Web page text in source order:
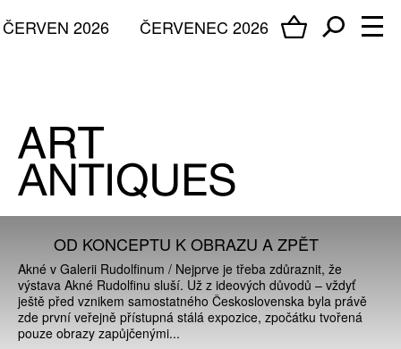
ČERVENEC 2026
ČERVEN 2026
OD KONCEPTU K OBRAZU A ZPĚT
Akné v Galerii Rudolfinum / Nejprve je třeba zdůraznit, že
výstava Akné Rudolfinu sluší. Už z ideových důvodů – vždyť
ještě před vznikem samostatného Československa byla právě
zde první veřejně přístupná stálá expozice, zpočátku tvořená
pouze obrazy zapůjčenými...